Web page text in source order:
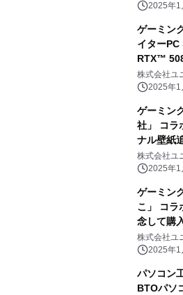
定で同時
の日」開
2025年1
ゲーミン
イター
RTX™
株式会社ユ
2025年1
ゲーミン
社」 コラ
ナル壁紙
ボPC購入
WEBクー
株式会社ユ
2025年1
ゲーミン
こ」 コラ
念して購
さらに、
キャンペ
株式会社ユ
2025年1
パソコン
BTOパソ